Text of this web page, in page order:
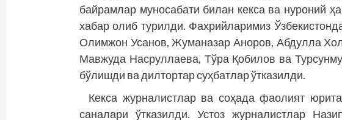
байрамлар муносабати билан кекса ва нуроний
хабар олиб турилди. Фахрийларимиз
Олимжон Усанов, Жуманазар Аноров, Абдулла
Мавжуда Насруллаева, Тўра Қобилов ва
бўлишди ва дилтортар суҳбатлар ўтказилди.
Кекса журналистлар ва соҳада фаолият
саналари ўтказилди. Устоз журналистлар